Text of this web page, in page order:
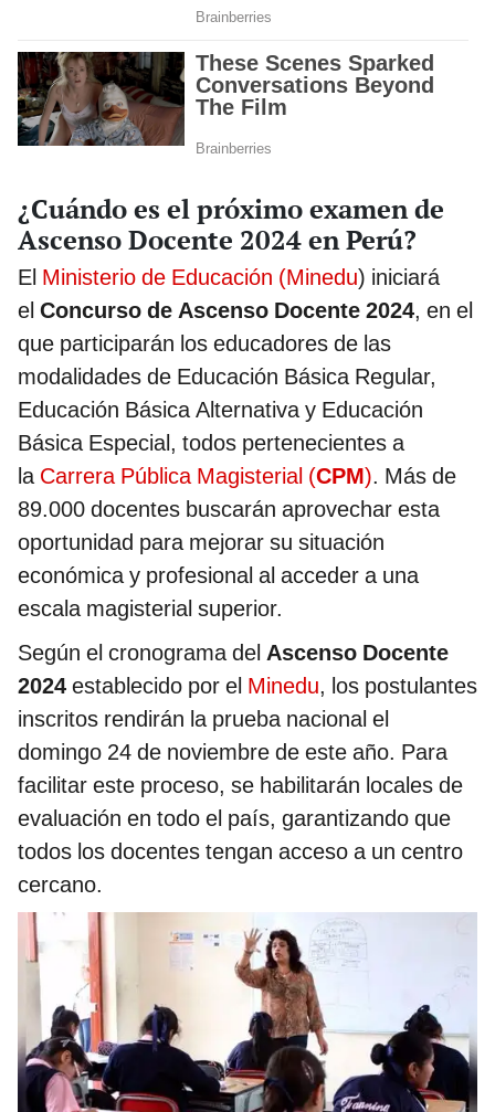
¿Cuándo es el próximo examen de
Ascenso Docente 2024 en Perú?
El Ministerio de Educación (Minedu) iniciará
el Concurso de Ascenso Docente 2024, en el
que participarán los educadores de las
modalidades de Educación Básica Regular,
Educación Básica Alternativa y Educación
Básica Especial, todos pertenecientes a
la Carrera Pública Magisterial (CPM). Más de
89.000 docentes buscarán aprovechar esta
oportunidad para mejorar su situación
económica y profesional al acceder a una
escala magisterial superior.
Según el cronograma del Ascenso Docente
2024 establecido por el Minedu, los postulantes
inscritos rendirán la prueba nacional el
domingo 24 de noviembre de este año. Para
facilitar este proceso, se habilitarán locales de
evaluación en todo el país, garantizando que
todos los docentes tengan acceso a un centro
cercano.